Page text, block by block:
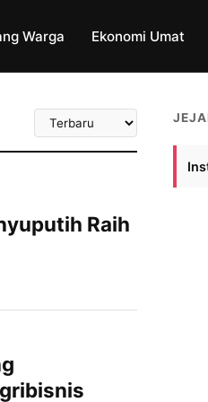
Warga Ekonomi Umat
Urutkan
Artikel
Raih
Kabupaten
dan madrasah,
Said